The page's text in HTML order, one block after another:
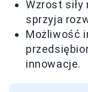
Wzrost siły
sprzyja
Możliwość
innowacje.